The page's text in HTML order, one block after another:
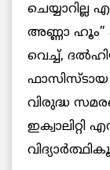
അണ്ണാ ഹൂം”
വെച്ച്,
വിരുദ്ധ